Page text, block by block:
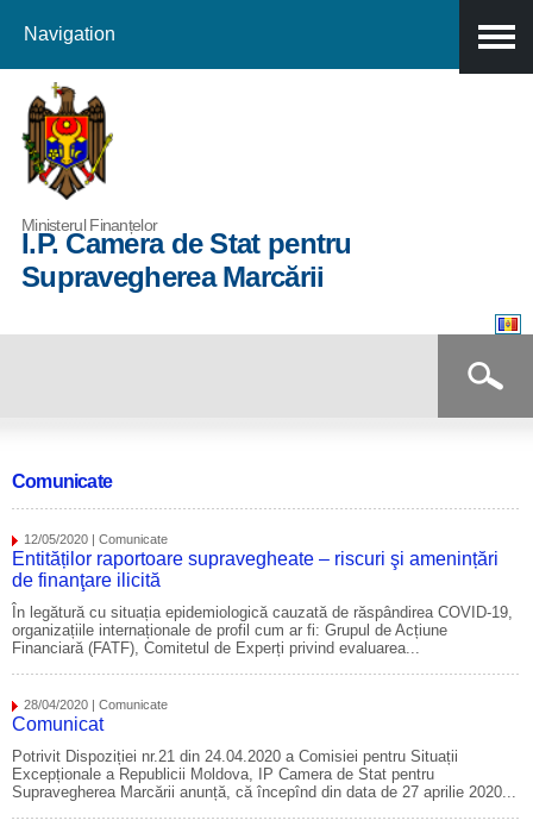
Navigation
Ministerul Finanțelor
I.P. Camera de Stat pentru
Supravegherea Marcării
Comunicate
12/05/2020 | Comunicate
Entităților raportoare supravegheate – riscuri şi amenințări
de finanţare ilicită
În legătură cu situația epidemiologică cauzată de răspândirea COVID-19,
organizațiile internaționale de profil cum ar fi: Grupul de Acțiune
Financiară (FATF), Comitetul de Experți privind evaluarea...
28/04/2020 | Comunicate
Comunicat
Potrivit Dispoziției nr.21 din 24.04.2020 a Comisiei pentru Situații
Excepționale a Republicii Moldova, IP Camera de Stat pentru
Supravegherea Marcării anunță, că începînd din data de 27 aprilie 2020...